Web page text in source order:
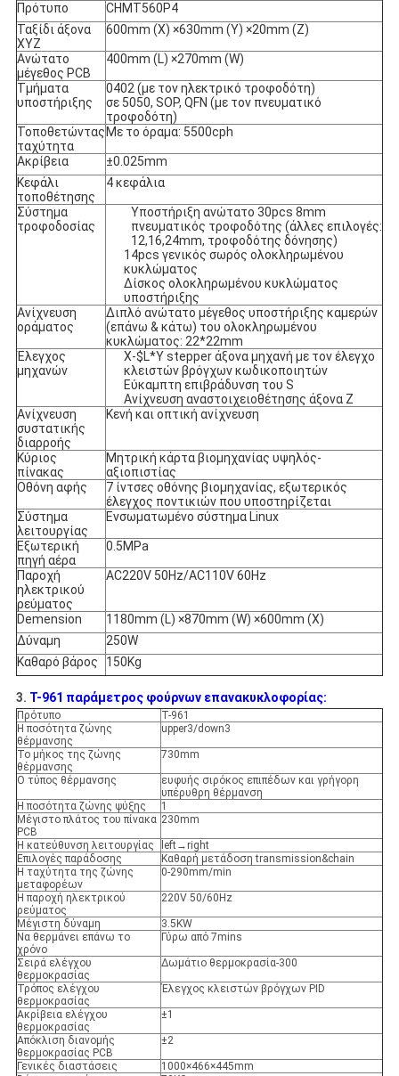
Πρότυπο
CHMT560P4
Ταξίδι άξονα
XYZ
600mm (Χ) ×630mm (Υ) ×20mm (Ζ)
Ανώτατο
μέγεθος PCB
400mm (L) ×270mm (W)
Τμήματα
υποστήριξης
0402 (με τον ηλεκτρικό τροφοδότη)
σε 5050, SOP, QFN (με τον πνευματικό
τροφοδότη)
Τοποθετώντας
ταχύτητα
Με το όραμα: 5500cph
Ακρίβεια
±0.025mm
Κεφάλι
τοποθέτησης
4 κεφάλια
Σύστημα
τροφοδοσίας
Υποστήριξη ανώτατο 30pcs 8mm
πνευματικός τροφοδότης (άλλες επιλογές:
12,16,24mm, τροφοδότης δόνησης)
14pcs γενικός σωρός ολοκληρωμένου
κυκλώματος
Δίσκος ολοκληρωμένου κυκλώματος
υποστήριξης
Ανίχνευση
οράματος
Διπλό ανώτατο μέγεθος υποστήριξης καμερών
(επάνω & κάτω) του ολοκληρωμένου
κυκλώματος: 22*22mm
Έλεγχος
μηχανών
X-$L*Y stepper άξονα μηχανή με τον έλεγχο
κλειστών βρόγχων κωδικοποιητών
Εύκαμπτη επιβράδυνση του S
Ανίχνευση αναστοιχειοθέτησης άξονα Ζ
Ανίχνευση
συστατικής
διαρροής
Κενή και οπτική ανίχνευση
Κύριος
πίνακας
Μητρική κάρτα βιομηχανίας υψηλός-
αξιοπιστίας
Οθόνη αφής
7 ίντσες οθόνης βιομηχανίας, εξωτερικός
έλεγχος ποντικιών που υποστηρίζεται
Σύστημα
λειτουργίας
Ενσωματωμένο σύστημα Linux
Εξωτερική
πηγή αέρα
0.5MPa
Παροχή
ηλεκτρικού
ρεύματος
AC220V 50Hz/AC110V 60Hz
Demension
1180mm (L) ×870mm (W) ×600mm (Χ)
Δύναμη
250W
Καθαρό βάρος
150Kg
3. Τ-961 παράμετρος φούρνων επανακυκλοφορίας:
Πρότυπο
Τ-961
Η ποσότητα ζώνης
θέρμανσης
upper3/down3
Το μήκος της ζώνης
θέρμανσης
730mm
Ο τύπος θέρμανσης
ευφυής σιρόκος επιπέδων και γρήγορη
υπέρυθρη θέρμανση
Η ποσότητα ζώνης ψύξης
1
Μέγιστο πλάτος του πίνακα
PCB
230mm
Η κατεύθυνση λειτουργίας
left→right
Επιλογές παράδοσης
Καθαρή μετάδοση transmission&chain
Η ταχύτητα της ζώνης
μεταφορέων
0-290mm/min
Η παροχή ηλεκτρικού
ρεύματος
220V 50/60Hz
Μέγιστη δύναμη
3.5KW
Να θερμάνει επάνω το
χρόνο
Γύρω από 7mins
Σειρά ελέγχου
θερμοκρασίας
Δωμάτιο θερμοκρασία-300
Τρόπος ελέγχου
θερμοκρασίας
Έλεγχος κλειστών βρόγχων PID
Ακρίβεια ελέγχου
θερμοκρασίας
±1
Απόκλιση διανομής
θερμοκρασίας PCB
±2
Γενικές διαστάσεις
1000×466×445mm